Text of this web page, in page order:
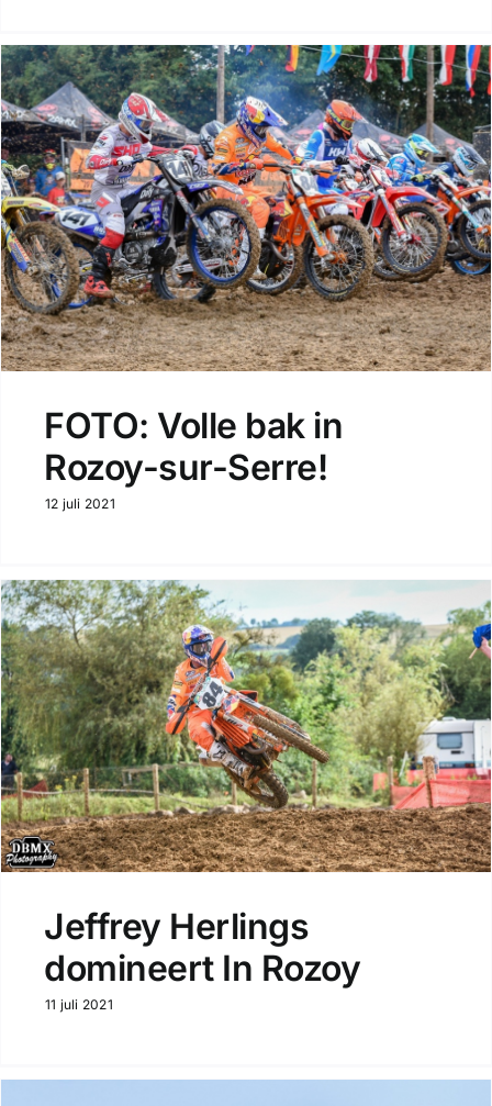
FOTO: Volle bak in
Rozoy-sur-Serre!
12 juli 2021
Jeffrey Herlings
domineert In Rozoy
11 juli 2021